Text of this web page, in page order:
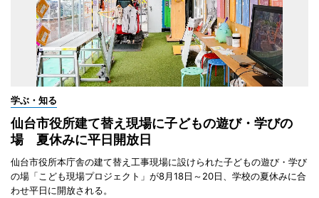
学ぶ・知る
仙台市役所建て替え現場に子どもの遊び・学びの
場 夏休みに平日開放日
仙台市役所本庁舎の建て替え工事現場に設けられた子どもの遊び・学び
の場「こども現場プロジェクト」が8月18日～20日、学校の夏休みに合
わせ平日に開放される。